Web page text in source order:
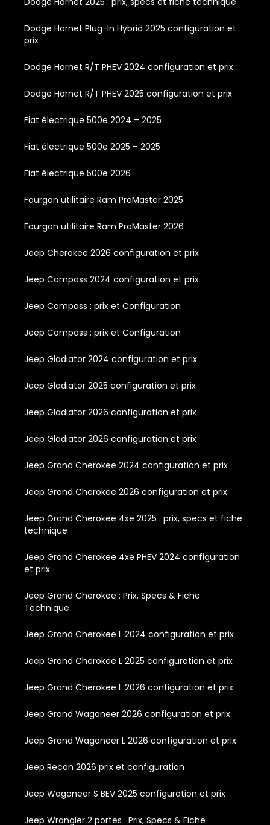
Dodge Hornet Plug-In Hybrid 2025 configuration et
prix
Dodge Hornet R/T PHEV 2024 configuration et prix
Dodge Hornet R/T PHEV 2025 configuration et prix
Fiat électrique 500e 2024 – 2025
Fiat électrique 500e 2025 – 2025
Fiat électrique 500e 2026
Fourgon utilitaire Ram ProMaster 2025
Fourgon utilitaire Ram ProMaster 2026
Jeep Cherokee 2026 configuration et prix
Jeep Compass 2024 configuration et prix
Jeep Compass : prix et Configuration
Jeep Compass : prix et Configuration
Jeep Gladiator 2024 configuration et prix
Jeep Gladiator 2025 configuration et prix
Jeep Gladiator 2026 configuration et prix
Jeep Gladiator 2026 configuration et prix
Jeep Grand Cherokee 2024 configuration et prix
Jeep Grand Cherokee 2026 configuration et prix
Jeep Grand Cherokee 4xe 2025 : prix, specs et fiche
technique
Jeep Grand Cherokee 4xe PHEV 2024 configuration
et prix
Jeep Grand Cherokee : Prix, Specs & Fiche
Technique
Jeep Grand Cherokee L 2024 configuration et prix
Jeep Grand Cherokee L 2025 configuration et prix
Jeep Grand Cherokee L 2026 configuration et prix
Jeep Grand Wagoneer 2026 configuration et prix
Jeep Grand Wagoneer L 2026 configuration et prix
Jeep Recon 2026 prix et configuration
Jeep Wagoneer S BEV 2025 configuration et prix
Jeep Wrangler 2 portes : Prix, Specs & Fiche